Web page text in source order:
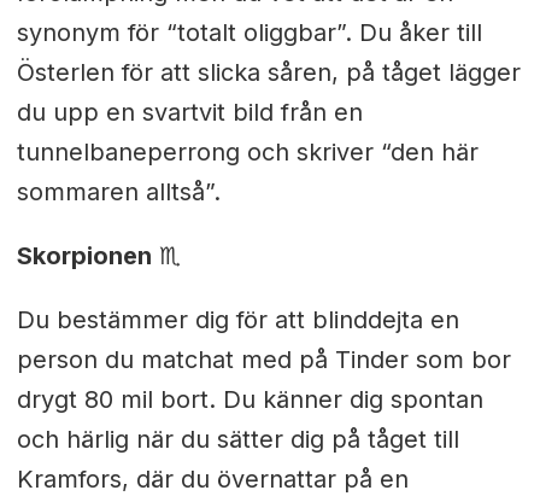
synonym för “totalt oliggbar”. Du åker till
Österlen för att slicka såren, på tåget lägger
du upp en svartvit bild från en
tunnelbaneperrong och skriver “den här
sommaren alltså”.
Skorpionen ♏︎
Du bestämmer dig för att blinddejta en
person du matchat med på Tinder som bor
drygt 80 mil bort. Du känner dig spontan
och härlig när du sätter dig på tåget till
Kramfors, där du övernattar på en